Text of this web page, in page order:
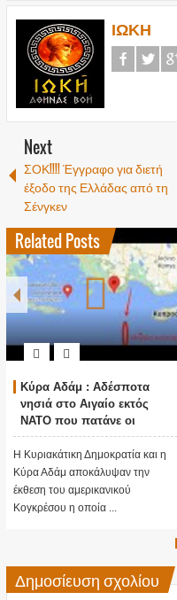
ΙΩΚΗ
Next
ΣΟΚ!!!! Έγγραφο για διετή
έξοδο της Ελλάδας από τη
Σένγκεν
Related Posts
Κύρα Αδάμ : Αδέσποτα
νησιά στο Αιγαίο εκτός
ΝΑΤΟ που πατάνε οι
Τούρκοι με την συνθήκη της
Λωζάνης...
Η Κυριακάτικη Δημοκρατία και η
Κύρα Αδάμ αποκάλυψαν την
έκθεση του αμερικανικού
Κογκρέσου η οποία ...
Δημοσίευση σχολίου